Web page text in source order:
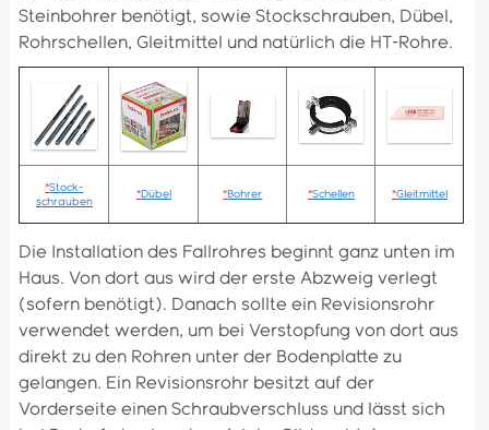
Steinbohrer benötigt, sowie Stockschrauben, Dübel,
Rohrschellen, Gleitmittel und natürlich die HT-Rohre.
*Stock-
schrauben
*Dübel *Bohrer *Schellen *Gleitmittel
Die Installation des Fallrohres beginnt ganz unten im
Haus. Von dort aus wird der erste Abzweig verlegt
(sofern benötigt). Danach sollte ein Revisionsrohr
verwendet werden, um bei Verstopfung von dort aus
direkt zu den Rohren unter der Bodenplatte zu
gelangen. Ein Revisionsrohr besitzt auf der
Vorderseite einen Schraubverschluss und lässt sich